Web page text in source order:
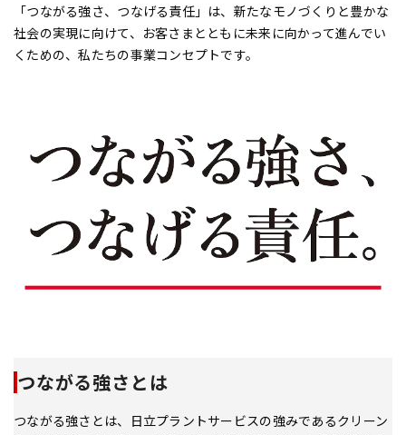
「つながる強さ、つなげる責任」は、新たなモノづくりと豊かな
社会の実現に向けて、お客さまとともに未来に向かって進んでい
くための、私たちの事業コンセプトです。
つながる強さとは
つながる強さとは、日立プラントサービスの強みであるクリーン